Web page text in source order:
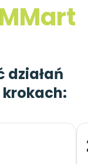
działań